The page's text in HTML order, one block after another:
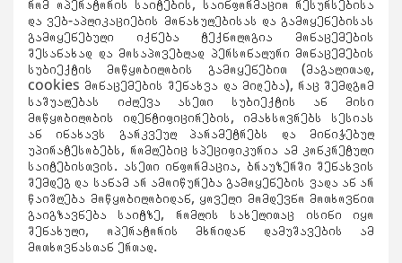
და ვებ-აპლიკაციების მონახულებისას და გამოყენებისას
გამოყენებული იქნება ტექნოლოგია მონაცემების
შესანახად და მოსაპოვებლად პერსონალური მონაცემების
სუბიექტის მოწყობილობის გამოყენებით (მაგალითად,
cookies მონაცემების შენახვა და მიღება), რაც შემდგომ
საშუალებას იძლევა ასეთი სუბიექტის ან მისი
მოწყობილობის იდენტიფიცირების, იმახსოვრებს სესიას
ან ინახავს გარკვეულ პარამეტრებს და მინიჭებულ
უპირატესობებს, რომლებიც სპეციფიკურია ამ კონკრეტული
საიტებისთვის. ასეთი ინფორმაცია, ბრაუზერში შენახვის
შემდეგ და სანამ არ ამოიწურება გამოყენების ვადა ან არ
წაიშლება მოწყობილობიდან, ყოველი მომდევნო მოთხოვნით
გაიგზავნება საიტზე, რომლის სახელითაც ისინი იყო
შენახული, ოპერატორის მხრიდან დამუშავების ამ
მოთხოვნასთან ერთად.